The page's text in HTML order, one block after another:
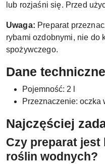
lub rozjaśni się. Przed
Uwaga: Preparat
rybami ozdobnymi, nie do
spożywczego.
Dane techniczne
Pojemność: 2 l
Przeznaczenie: oczka
Najczęściej
Czy preparat jest
roślin wodnych?